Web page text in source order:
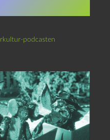
podcasten